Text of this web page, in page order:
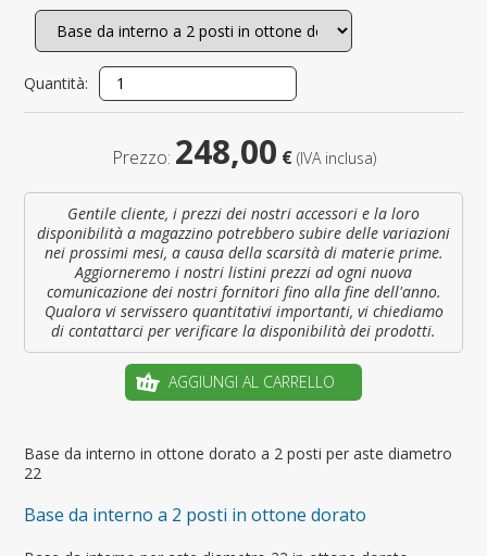
Base da interno in ottone dorato a 2 posti per aste diametro
22
Base da interno a 2 posti in ottone dorato
Quantità:
Prezzo: 248,00 € (IVA inclusa)
Gentile cliente, i prezzi dei nostri accessori e la loro
disponibilità a magazzino potrebbero subire delle variazioni
nei prossimi mesi, a causa della scarsità di materie prime.
Aggiorneremo i nostri listini prezzi ad ogni nuova
comunicazione dei nostri fornitori fino alla fine dell'anno.
Qualora vi servissero quantitativi importanti, vi chiediamo
di contattarci per verificare la disponibilità dei prodotti.
AGGIUNGI AL CARRELLO